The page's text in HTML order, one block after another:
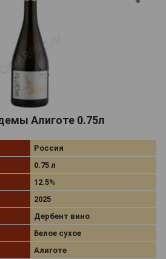
Алиготе 0.75л
Россия
0.75 л
12.5%
2025
Дербент вино
Белое сухое
Алиготе